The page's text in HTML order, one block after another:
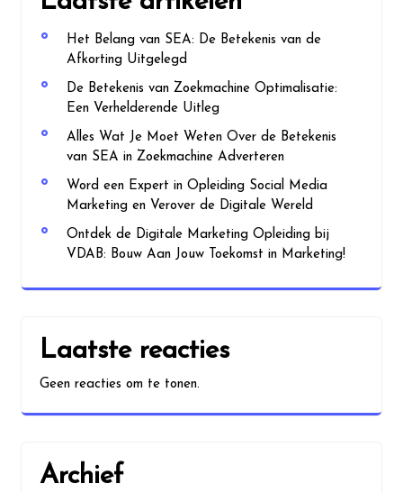
Het Belang van SEA: De Betekenis van de
Afkorting Uitgelegd
De Betekenis van Zoekmachine Optimalisatie:
Een Verhelderende Uitleg
Alles Wat Je Moet Weten Over de Betekenis
van SEA in Zoekmachine Adverteren
Word een Expert in Opleiding Social Media
Marketing en Verover de Digitale Wereld
Ontdek de Digitale Marketing Opleiding bij
VDAB: Bouw Aan Jouw Toekomst in Marketing!
Laatste reacties
Geen reacties om te tonen.
Archief